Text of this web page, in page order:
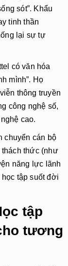
sót”. Khẩu
tinh thần
lại sự tự
có văn hóa
mình”. Họ
thông truyền
công nghệ số,
cao.
chuyển cán bộ
thách thức (như
năng lực lãnh
tập suốt đời
tập
tương